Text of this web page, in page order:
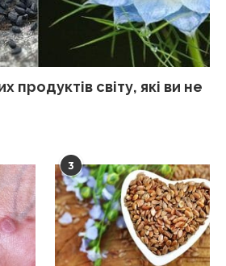
продуктів світу, які ви не
3